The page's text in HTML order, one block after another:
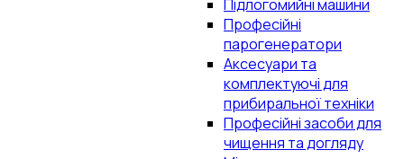
Підлогомийні машини
Професійні
парогенератори
Аксесуари та
комплектуючі для
прибиральної техніки
Професійні засоби для
чищення та догляду